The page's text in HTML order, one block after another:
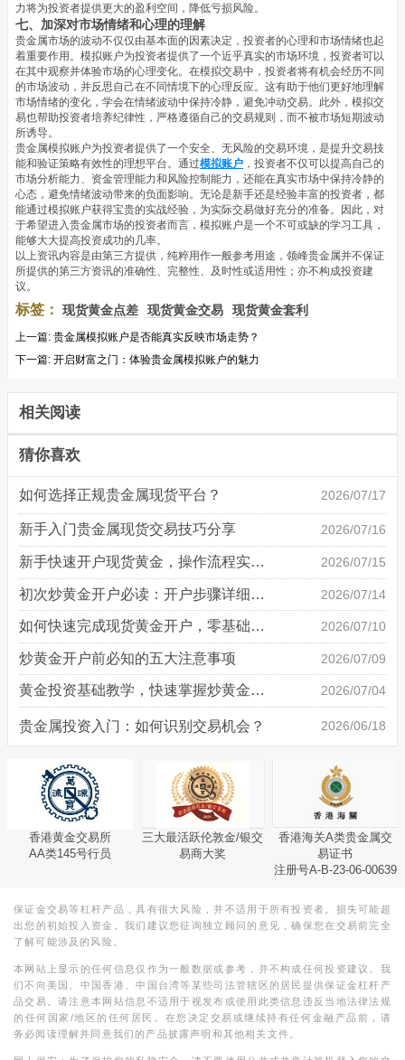
力将为投资者提供更大的盈利空间，降低亏损风险。
七、加深对市场情绪和心理的理解
贵金属市场的波动不仅仅由基本面的因素决定，投资者的心理和市场情绪也起
着重要作用。模拟账户为投资者提供了一个近乎真实的市场环境，投资者可以
在其中观察并体验市场的心理变化。在模拟交易中，投资者将有机会经历不同
的市场波动，并反思自己在不同情境下的心理反应。这有助于他们更好地理解
市场情绪的变化，学会在情绪波动中保持冷静，避免冲动交易。此外，模拟交
易也帮助投资者培养纪律性，严格遵循自己的交易规则，而不被市场短期波动
所诱导。
贵金属模拟账户为投资者提供了一个安全、无风险的交易环境，是提升交易技
能和验证策略有效性的理想平台。通过模拟账户 ，投资者不仅可以提高自己的
市场分析能力、资金管理能力和风险控制能力，还能在真实市场中保持冷静的
心态，避免情绪波动带来的负面影响。无论是新手还是经验丰富的投资者，都
能通过模拟账户获得宝贵的实战经验，为实际交易做好充分的准备。因此，对
于希望进入贵金属市场的投资者而言，模拟账户是一个不可或缺的学习工具，
能够大大提高投资成功的几率。
以上资讯内容是由第三方提供，纯粹用作一般参考用途，领峰贵金属并不保证
所提供的第三方资讯的准确性、完整性、及时性或适用性；亦不构成投资建
议。
标签： 现货黄金点差 现货黄金交易 现货黄金套利
上一篇: 贵金属模拟账户是否能真实反映市场走势？
下一篇: 开启财富之门：体验贵金属模拟账户的魅力
相关阅读
猜你喜欢
如何选择正规贵金属现货平台？ 2026/07/17
新手入门贵金属现货交易技巧分享 2026/07/16
新手快速开户现货黄金，操作流程实操详解 2026/07/15
初次炒黄金开户必读：开户步骤详细说明 2026/07/14
如何快速完成现货黄金开户，零基础也能轻松上手 2026/07/10
炒黄金开户前必知的五大注意事项 2026/07/09
黄金投资基础教学，快速掌握炒黄金技巧 2026/07/04
贵金属投资入门：如何识别交易机会？ 2026/06/18
香港黄金交易所
AA类145号行员
三大最活跃伦敦金/银交
易商大奖
香港海关A类贵金属交
易证书
注册号A-B-23-06-00639
保证金交易等杠杆产品，具有很大风险，并不适用于所有投资者。损失可能超
出您的初始投入资金。我们建议您征询独立顾问的意见，确保您在交易前完全
了解可能涉及的风险。
本网站上显示的任何信息仅作为一般数据或参考，并不构成任何投资建议。我
们不向美国、中国香港、中国台湾等某些司法管辖区的居民提供保证金杠杆产
品交易。请注意本网站信息不适用于视发布或使用此类信息违反当地法律法规
的任何国家/地区的任何居民。在您决定交易或继续持有任何金融产品前，请
务必阅读理解并同意我们的产品披露声明和其他相关文件。